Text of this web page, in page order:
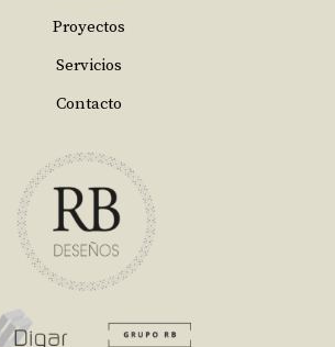
Proyectos
Servicios
Contacto